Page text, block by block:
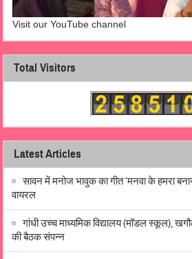
Visit our YouTube channel
Total Visitors
Latest Articles
सावन में मनोज भावुक का गीत ‘मनवा के हमरा
वायरल
गांधी उच्च माध्यमिक विद्यालय (मॉडल स्कूल),
की बैठक संपन्न